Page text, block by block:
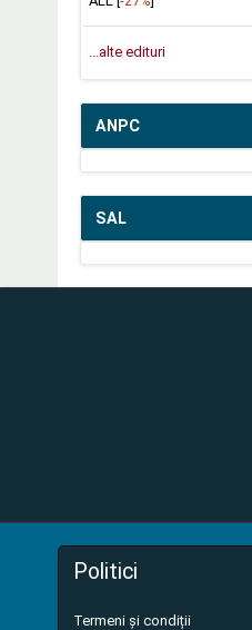
...alte edituri
ANPC
SAL
Politici
Termeni și condiții